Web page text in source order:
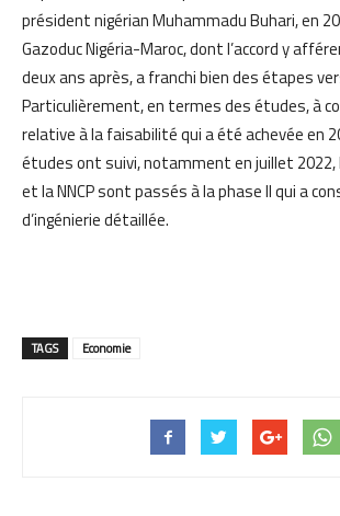
président nigérian Muhammadu Buhari, en
Gazoduc Nigéria-Maroc, dont l’accord y
deux ans après, a franchi bien des étapes
Particulièrement, en termes des études, à
relative à la faisabilité qui a été achevée en
études ont suivi, notamment en juillet 2022,
et la NNCP sont passés à la phase II qui a
d’ingénierie détaillée.
TAGS Economie